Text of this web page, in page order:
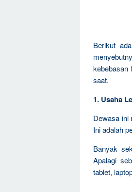
Berikut
kebebasan
saat.
1. Usaha
Dewasa ini
Ini adalah
Banyak
Apalagi
tablet,